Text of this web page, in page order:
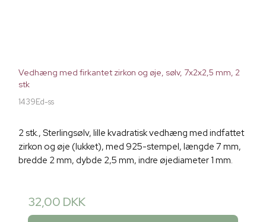
Vedhæng med firkantet zirkon og øje, sølv, 7x2x2,5 mm, 2
stk
1439Ed-ss
2 stk., Sterlingsølv, lille kvadratisk vedhæng med indfattet
zirkon og øje (lukket), med 925-stempel, længde 7 mm,
bredde 2 mm, dybde 2,5 mm, indre øjediameter 1 mm.
32,00 DKK